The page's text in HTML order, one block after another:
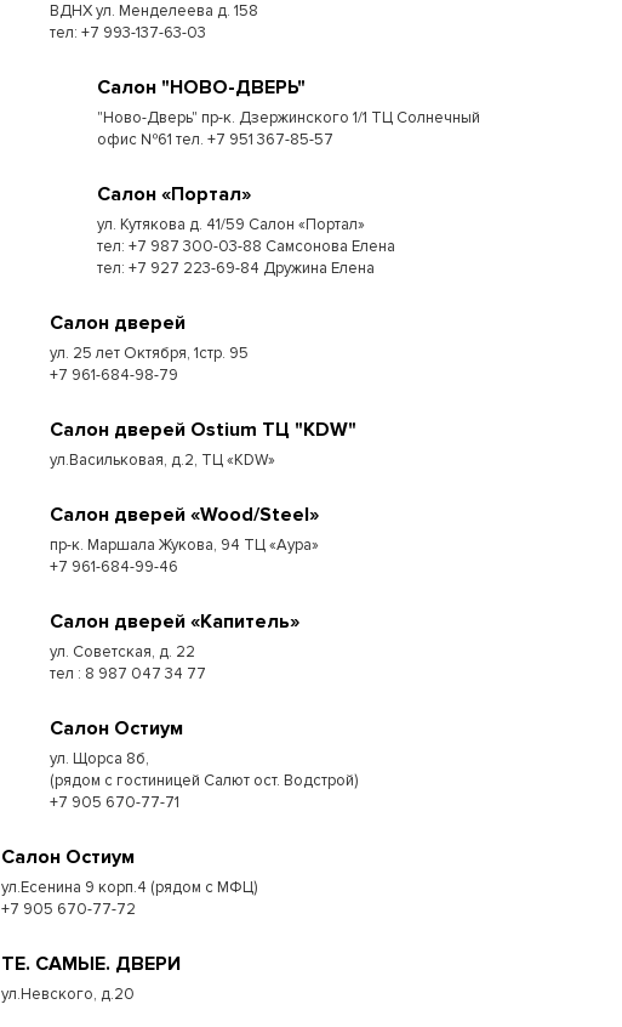
ВДНХ ул. Менделеева д. 158
тел: +7 993-137-63-03
Салон "НОВО-ДВЕРЬ"
"Ново-Дверь" пр-к. Дзержинского 1/1 ТЦ Солнечный
офис №61 тел. +7 951 367-85-57
Салон «Портал»
ул. Кутякова д. 41/59 Салон «Портал»
тел: +7 987 300-03-88 Самсонова Елена
тел: +7 927 223-69-84 Дружина Елена
Салон дверей
ул. 25 лет Октября, 1стр. 95
+7 961-684-98-79
Салон дверей Ostium ТЦ "KDW"
ул.Васильковая, д.2, ТЦ «KDW»
Салон дверей «Wood/Steel»
пр-к. Маршала Жукова, 94 ТЦ «Аура»
+7 961-684-99-46
Салон дверей «Капитель»
ул. Советская, д. 22
тел : 8 987 047 34 77
Салон Остиум
ул. Щорса 8б,
(рядом с гостиницей Салют ост. Водстрой)
+7 905 670-77-71
Салон Остиум
ул.Есенина 9 корп.4 (рядом с МФЦ)
+7 905 670-77-72
ТЕ. САМЫЕ. ДВЕРИ
ул.Невского, д.20